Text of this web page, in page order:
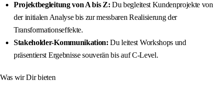
Projektbegleitung von A bis Z: Du begleitest Kundenprojekte von
der initialen Analyse bis zur messbaren Realisierung der
Transformationseffekte.
Stakeholder-Kommunikation: Du leitest Workshops und
präsentierst Ergebnisse souverän bis auf C-Level.
Was wir Dir bieten